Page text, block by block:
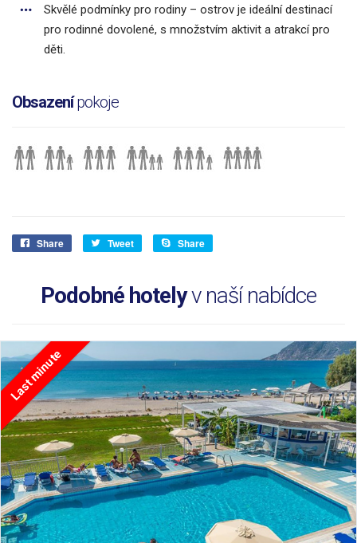
Skvělé podmínky pro rodiny – ostrov je ideální destinací
pro rodinné dovolené, s množstvím aktivit a atrakcí pro
děti.
Obsazenípokoje
Share Tweet Share
Podobné hotelyv naší nabídce
Last minute